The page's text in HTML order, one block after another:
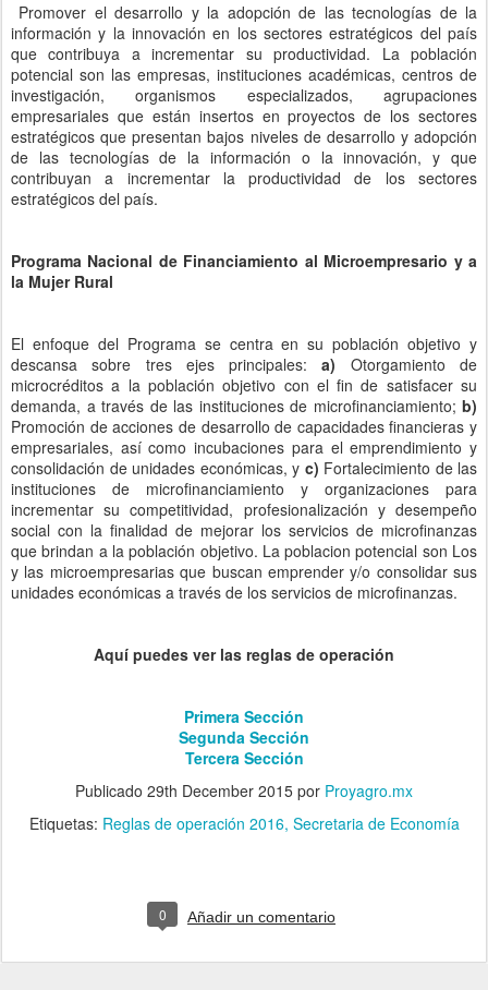
Promover el desarrollo y la adopción de las tecnologías de la
información y la innovación en los sectores estratégicos del país
que contribuya a incrementar su productividad. La población
potencial son las empresas, instituciones académicas, centros de
investigación, organismos especializados, agrupaciones
empresariales que están insertos en proyectos de los sectores
estratégicos que presentan bajos niveles de desarrollo y adopción
de las tecnologías de la información o la innovación, y que
contribuyan a incrementar la productividad de los sectores
estratégicos del país.
Programa Nacional de Financiamiento al Microempresario y a
la Mujer Rural
El enfoque del Programa se centra en su población objetivo y
descansa sobre tres ejes principales:a) Otorgamiento de
microcréditos a la población objetivo con el fin de satisfacer su
demanda, a través de las instituciones de microfinanciamiento; b)
Promoción de acciones de desarrollo de capacidades financieras y
empresariales, así como incubaciones para el emprendimiento y
consolidación de unidades económicas, y c) Fortalecimiento de las
instituciones de microfinanciamiento y organizaciones para
incrementar su competitividad, profesionalización y desempeño
social con la finalidad de mejorar los servicios de microfinanzas
que brindan a la población objetivo. La poblacion potencial son Los
y las microempresarias que buscan emprender y/o consolidar sus
unidades económicas a través de los servicios de microfinanzas.
Aquí puedes ver las reglas de operación
Primera Sección
Segunda Sección
Tercera Sección
Publicado 29th December 2015 por Proyagro.mx
Etiquetas: Reglas de operación 2016 Secretaria de Economía
0 Añadir un comentario